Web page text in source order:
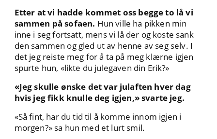
Etter at vi hadde kommet oss begge to lå vi
sammen på sofaen. Hun ville ha pikken min
inne i seg fortsatt, mens vi lå der og koste sank
den sammen og gled ut av henne av seg selv. I
det jeg reiste meg for å ta på meg klærne igjen
spurte hun, «likte du julegaven din Erik?»
«Jeg skulle ønske det var julaften hver dag
hvis jeg fikk knulle deg igjen,» svarte jeg.
«Så fint, har du tid til å komme innom igjen i
morgen?» sa hun med et lurt smil.